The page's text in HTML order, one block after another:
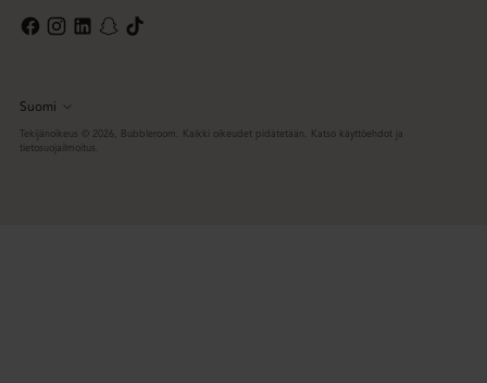
Kieli
Suomi
Tekijänoikeus © 2026, Bubbleroom. Kaikki oikeudet pidätetään. Katso käyttöehdot ja
tietosuojailmoitus.